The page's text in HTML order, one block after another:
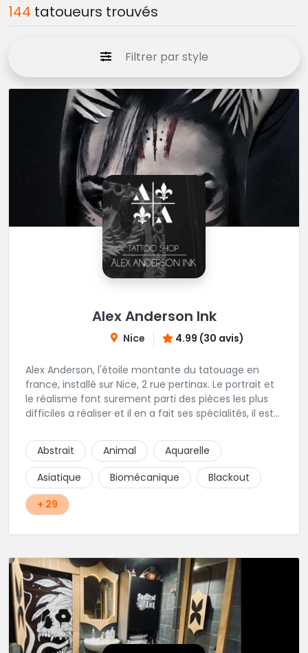
144 tatoueurs trouvés
Filtrer par style
Alex Anderson Ink
Nice 4.99 (30 avis)
Alex Anderson, l'étoile montante du tatouage en
france, installé sur Nice, 2 rue pertinax. Le portrait et
le réalisme font surement parti des pièces les plus
difficiles a réaliser et il en a fait ses spécialités, il est
religieux ou du chicanos. Romain son frère sera vous
combler par sa finesse pour des pièces comme le
mandala, l'ornemental ou la calligraphie pour le
bonheur des futurs tatoués. Il y a aussi Léa, Maureen,
Fat, Tom, Sento, Lily, des artistes hors normes. Il n'y a
qu'à regarder les pièces sélectionnées ici pour
Abstrait Animal
Aquarelle
Asiatique
Biomécanique
Blackout
+ 29